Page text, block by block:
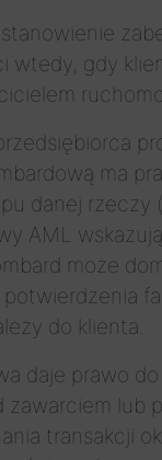
wtedy, gdy
ma
danej rzeczy
AML
może
do klienta.
daje prawo
zawarciem lub
transakcji